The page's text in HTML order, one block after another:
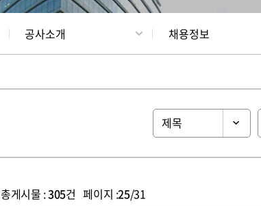
공사소개 채용정보
총게시물 :305건 페이지 :25/31